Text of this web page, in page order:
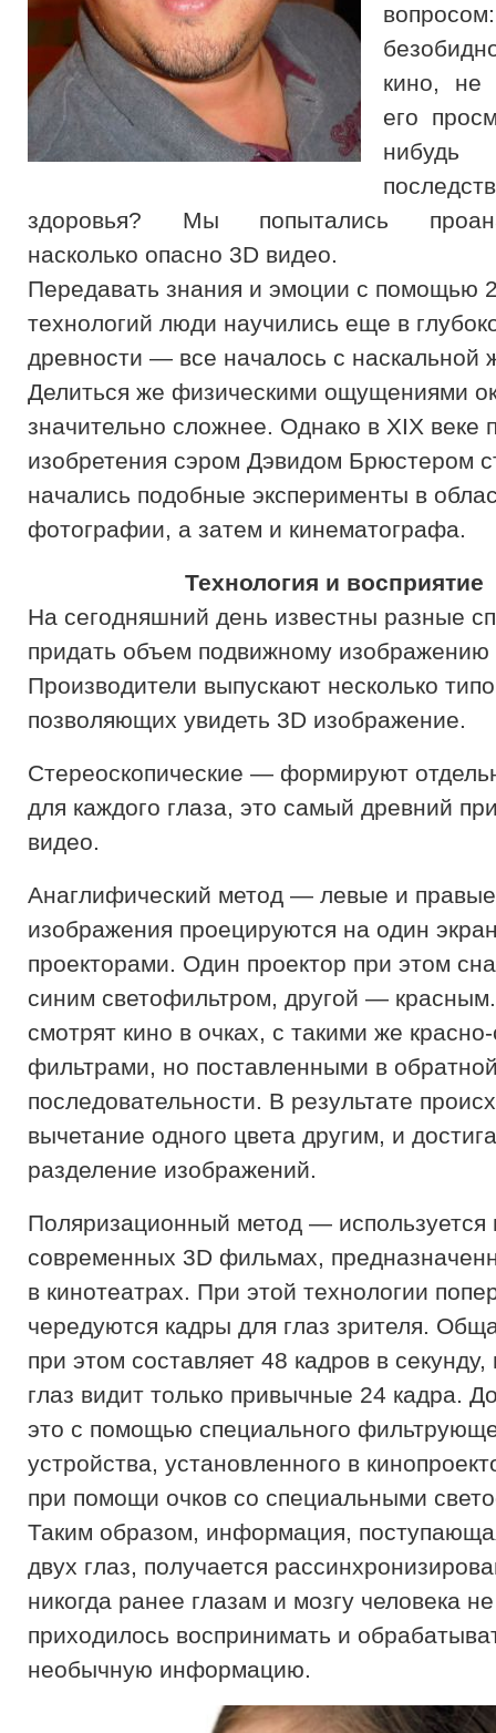
кино, не
его
нибудь
здоровья? Мы попытались
насколько опасно 3D видео.
Передавать знания и эмоции с помощью
технологий люди научились еще в
древности — все началось с наскальной
Делиться же физическими ощущениями
значительно сложнее. Однако в XIX веке
изобретения сэром Дэвидом Брюстером
начались подобные эксперименты в
фотографии, а затем и кинематографа.
Технология и восприятие
На сегодняшний день известны разные
придать объем подвижному изображению
Производители выпускают несколько
позволяющих увидеть 3D изображение.
Стереоскопические — формируют
для каждого глаза, это самый древний
видео.
Анаглифический метод — левые и правые
изображения проецируются на один
проекторами. Один проектор при этом
синим светофильтром, другой —
смотрят кино в очках, с такими же
фильтрами, но поставленными в
последовательности. В результате
вычетание одного цвета другим, и
разделение изображений.
Поляризационный метод — используется
современных 3D фильмах,
в кинотеатрах. При этой технологии
чередуются кадры для глаз зрителя.
при этом составляет 48 кадров в
глаз видит только привычные 24 кадра.
это с помощью специального
устройства, установленного в
при помощи очков со специальными
Таким образом, информация,
двух глаз, получается
никогда ранее глазам и мозгу человека не
приходилось воспринимать и
необычную информацию.